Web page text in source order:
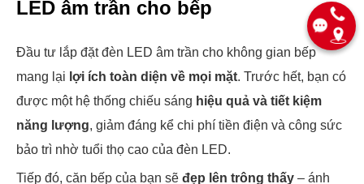
LED âm trần cho bếp
Đầu tư lắp đặt đèn LED âm trần cho không gian bếp
mang lại lợi ích toàn diện về mọi mặt. Trước hết, bạn có
được một hệ thống chiếu sáng hiệu quả và tiết kiệm
năng lượng, giảm đáng kể chi phí tiền điện và công sức
bảo trì nhờ tuổi thọ cao của đèn LED.
Tiếp đó, căn bếp của bạn sẽ đẹp lên trông thấy – ánh